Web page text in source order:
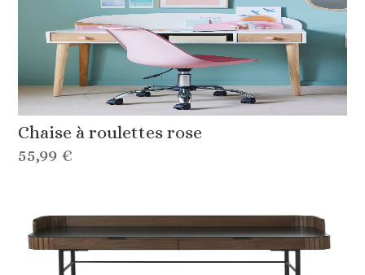
Chaise à roulettes rose
55,99 €